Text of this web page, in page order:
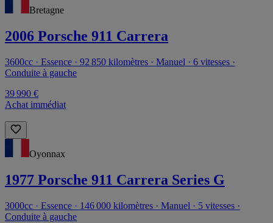
Bretagne
2006 Porsche 911 Carrera
3600cc · Essence · 92 850 kilomètres · Manuel · 6 vitesses ·
Conduite à gauche
39 990 €
Achat immédiat
Oyonnax
1977 Porsche 911 Carrera Series G
3000cc · Essence · 146 000 kilomètres · Manuel · 5 vitesses ·
Conduite à gauche